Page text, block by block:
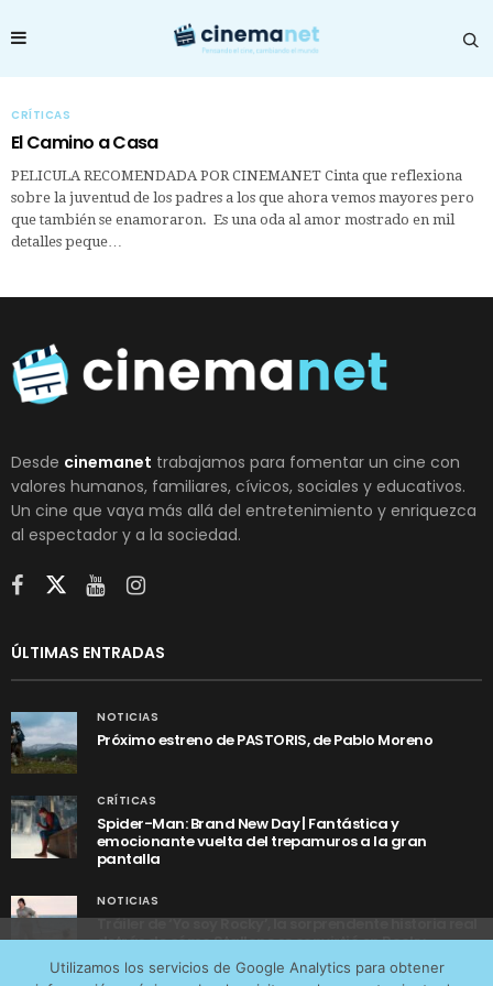
CRÍTICAS
El Camino a Casa
PELICULA RECOMENDADA POR CINEMANET Cinta que reflexiona
sobre la juventud de los padres a los que ahora vemos mayores pero
que también se enamoraron. Es una oda al amor mostrado en mil
detalles peque…
Desde cinemanet trabajamos para fomentar un cine con
valores humanos, familiares, cívicos, sociales y educativos.
Un cine que vaya más allá del entretenimiento y enriquezca
al espectador y a la sociedad.
ÚLTIMAS ENTRADAS
NOTICIAS
Próximo estreno de PASTORIS, de Pablo Moreno
CRÍTICAS
Spider-Man: Brand New Day | Fantástica y
emocionante vuelta del trepamuros a la gran
pantalla
NOTICIAS
Tráiler de ‘Yo soy Rocky’, la sorprendente historia real
detrás de cómo Stallone se convirtió en Rocky
Utilizamos los servicios de Google Analytics para obtener
tráfico web que recibimos y conocer los servicios que